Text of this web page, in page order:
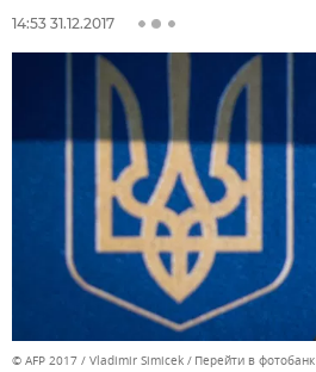
14:53 31.12.2017
© AFP 2017 / Vladimir Simicek Перейти в фотобанк